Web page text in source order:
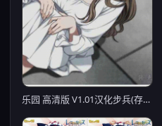
乐园 高清版 V1.01汉化步兵(存档)【20221118】